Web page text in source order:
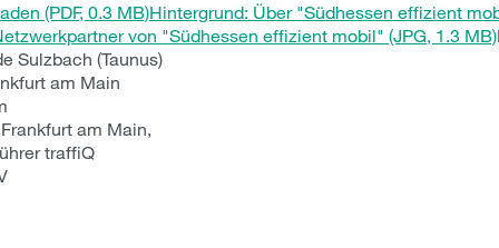
(PDF, 0.3 MB)Hintergrund: Über "Südhessen effizient
von "Südhessen effizient mobil" (JPG, 1.3 MB)
Sulzbach (Taunus)
am Main
am Main,
traffiQ